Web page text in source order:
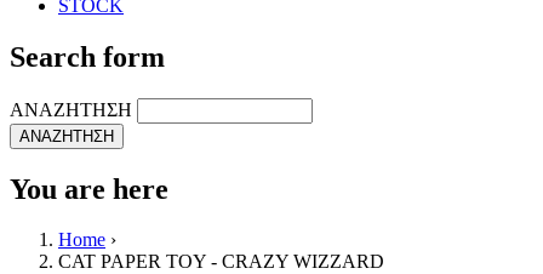
STOCK
Search form
ΑΝΑΖΗΤΗΣΗ
You are here
Home ›
CAT PAPER TOY - CRAZY WIZZARD